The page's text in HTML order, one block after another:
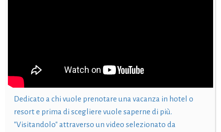
Dedicato a chi vuole prenotare una vacanza in hotel o
resort e prima di scegliere vuole saperne di più.
"Visitandolo" attraverso un video selezionato da